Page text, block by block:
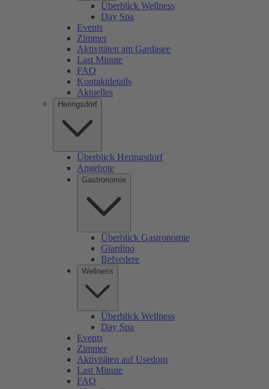
Überblick Wellness
Day Spa
Events
Zimmer
Aktivitäten am Gardasee
Last Minute
FAQ
Kontaktdetails
Aktuelles
Heringsdorf
Überblick Heringsdorf
Angebote
Gastronomie
Überblick Gastronomie
Giardino
Belvedere
Wellness
Überblick Wellness
Day Spa
Events
Zimmer
Aktivitäten auf Usedom
Last Minute
FAQ